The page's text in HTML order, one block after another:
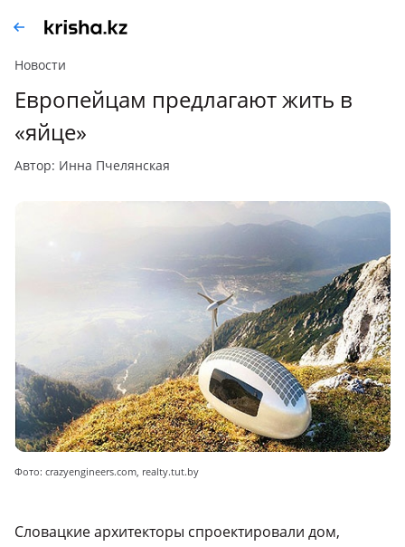
Новости
Европейцам предлагают жить в
«яйце»
автор: Инна Пчелянская
Фото: crazyengineers.com, realty.tut.by
Словацкие архитекторы спроектировали дом,